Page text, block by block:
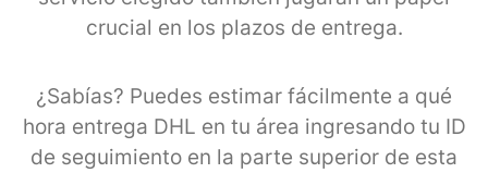
crucial en los plazos de entrega.
¿Sabías? Puedes estimar fácilmente a qué
hora entrega DHL en tu área ingresando tu ID
de seguimiento en la parte superior de esta